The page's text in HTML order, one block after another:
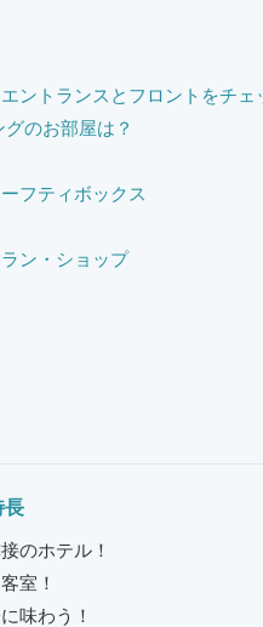
ントランスとフロントをチェ
のお部屋は？
フティボックス
ン・ショップ
長
のホテル！
室！
味わう！